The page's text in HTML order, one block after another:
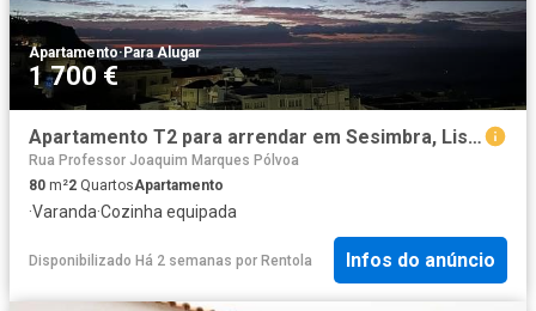
Apartamento·Para Alugar
1 700 €
Apartamento T2 para arrendar em Sesimbra, Lisboa
Rua Professor Joaquim Marques Pólvoa
80 m²2 QuartosApartamento
·Varanda·Cozinha equipada
Disponibilizado Há 2 semanas por Rentola Infos do anúncio